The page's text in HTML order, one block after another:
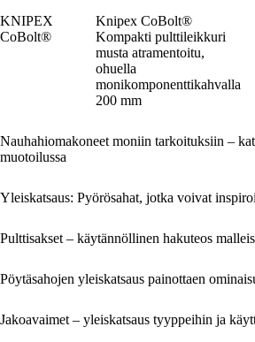
KNIPEX
CoBolt®
Knipex CoBolt®
Kompakti pulttileikkuri
musta atramentoitu,
ohuella
monikomponenttikahvalla
200 mm
Nauhahiomakoneet moniin tarkoituksiin –
muotoilussa
Yleiskatsaus: Pyörösahat, jotka voivat
Pulttisakset – käytännöllinen hakuteos
Pöytäsahojen yleiskatsaus painottaen
Jakoavaimet – yleiskatsaus tyyppeihin ja